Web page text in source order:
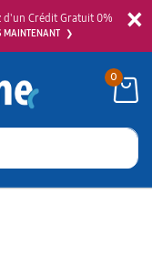
×
d'un Crédit Gratuit 0%
MAINTENANT
0